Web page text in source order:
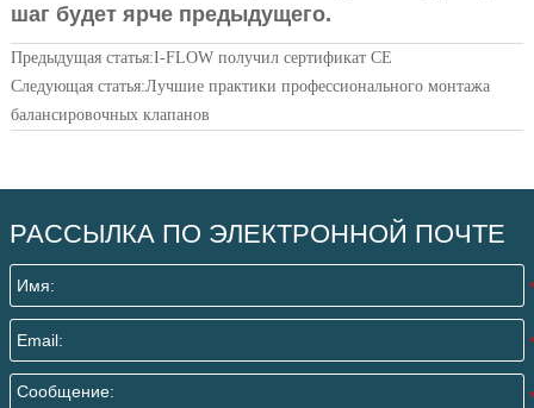
шаг будет ярче предыдущего.
Предыдущая статья:I-FLOW получил сертификат CE
Следующая статья:Лучшие практики профессионального монтажа
балансировочных клапанов
РАССЫЛКА ПО ЭЛЕКТРОННОЙ ПОЧТЕ